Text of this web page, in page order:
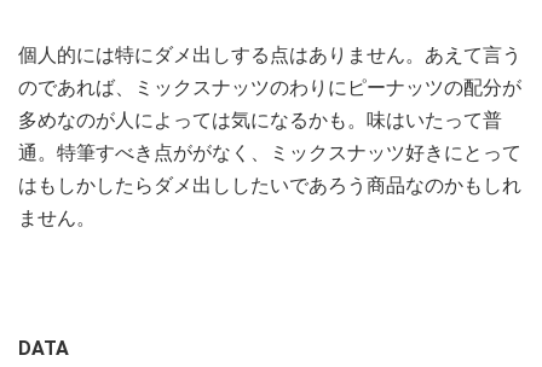
個人的には特にダメ出しする点はありません。あえて言う
のであれば、ミックスナッツのわりにピーナッツの配分が
多めなのが人によっては気になるかも。味はいたって普
通。特筆すべき点ががなく、ミックスナッツ好きにとって
はもしかしたらダメ出ししたいであろう商品なのかもしれ
ません。
DATA